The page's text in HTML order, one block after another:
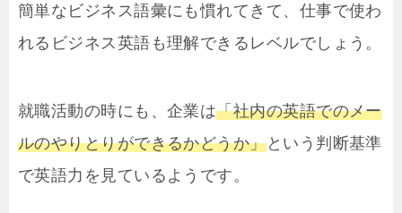
簡単なビジネス語彙にも慣れてきて、仕事で使わ
れるビジネス英語も理解できるレベルでしょう。
就職活動の時にも、企業は「社内の英語でのメー
ルのやりとりができるかどうか」という判断基準
で英語力を見ているようです。